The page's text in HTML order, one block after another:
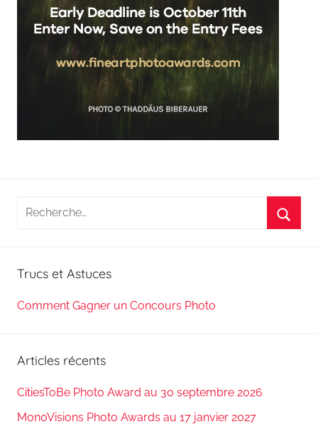
Recherche
Trucs et Astuces
Comment Gagner un Concours Photo
Articles récents
CitiesToBe Photo Award au 30 septembre 2026
MonoVisions Photo Awards au 17 janvier 2027